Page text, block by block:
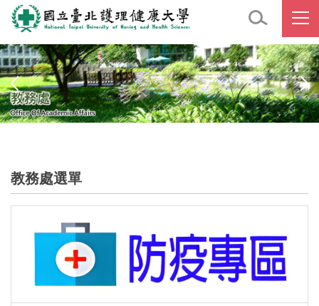
跳
到
主
要
內
容
區
教務處選單